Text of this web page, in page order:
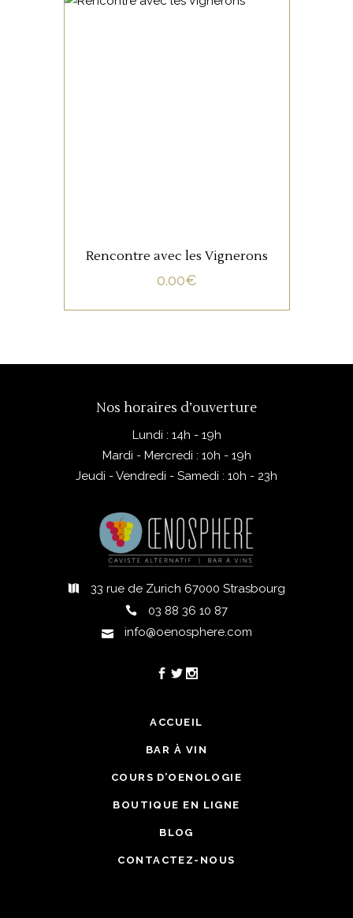
Rencontre avec les Vignerons
0.00€
Nos horaires d’ouverture
Lundi : 14h - 19h
Mardi - Mercredi : 10h - 19h
Jeudi - Vendredi - Samedi : 10h - 23h
33 rue de Zurich 67000 Strasbourg
03 88 36 10 87
info@oenosphere.com
ACCUEIL
BAR À VIN
COURS D’OENOLOGIE
BOUTIQUE EN LIGNE
BLOG
CONTACTEZ-NOUS